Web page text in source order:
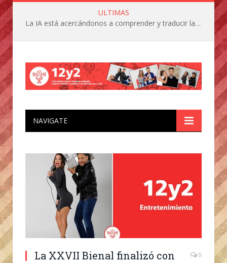
ULTIMAS
La IA está acercándonos a comprender y traducir las vocalizaciones y comportamientos de nuestras mascotas
NAVIGATE
La XXVII Bienal finalizó con
0